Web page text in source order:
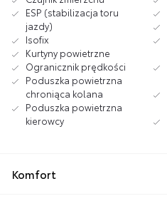
ESP (stabilizacja toru
jazdy)
Isofix
Kurtyny powietrzne
Ogranicznik prędkości
Poduszka powietrzna
chroniąca kolana
Poduszka powietrzna
kierowcy
Komfort